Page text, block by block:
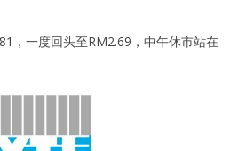
，一度回头至RM2.69，中午休市站在